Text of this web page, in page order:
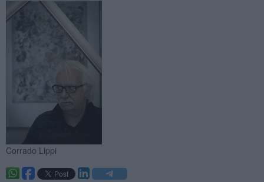
Corrado Lippi